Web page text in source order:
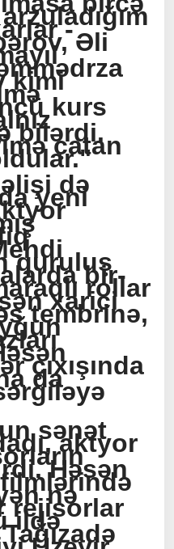
-Əli
kimi
kurs
bilərdi.
çatan
də
yeni
quruluş
bir-
rollar
xarici
tembrinə,
çıxışında
da
sənət
aktyor
Həsən
nə
rejisorlar
ildə